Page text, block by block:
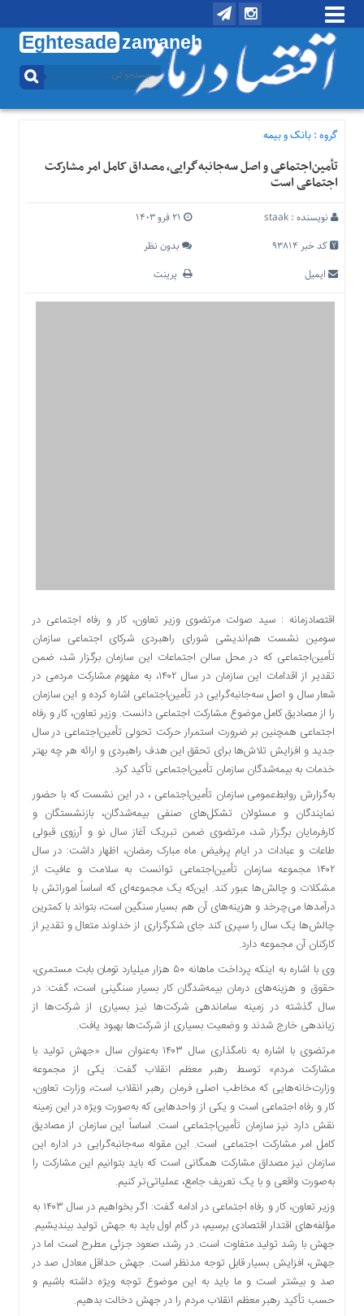
Eghtesade zamaneh
منوی
تماس
درباره
منوی
خانه
اقتصادی
اجتماعی
معدن
نفت
انرژی
فناوری
منظقه
دسترسی
سریع
درباره
کتاب
پلیس،امنیت
جامعه
رسید
اخبار
سایت
اجتماعی
اقتصادی
فرهنگ
بین
یادداشت
چند
رسانه
یادداشت
گروه :بانک و بیمه
تأمین‌اجتماعی و اصل سه‌جانبه‌گرایی، مصداق کامل امر مشارکت
اجتماعی است
نویسنده :staak
کد خبر 93814
بدون نظر
ایمیل
پرینت
اقتصادزمانه : سید صولت مرتضوی وزیر تعاون، کار و رفاه اجتماعی در
سومین نشست هم‌اندیشی شورای راهبردی شرکای اجتماعی سازمان
تأمین‌اجتماعی که در محل سالن اجتماعات این سازمان برگزار شد، ضمن
تقدیر از اقدامات این سازمان در سال ۱۴۰۲، به مفهوم مشارکت مردمی در
شعار سال و اصل سه‌جانبه‌گرایی در تأمین‌اجتماعی اشاره کرده و این سازمان
را از مصادیق کامل موضوع مشارکت اجتماعی دانست. وزیر تعاون، کار و رفاه
اجتماعی همچنین بر ضرورت استمرار حرکت تحولی تأمین‌اجتماعی در سال
جدید و افزایش تلاش‌ها برای تحقق این هدف راهبردی و ارائه هر چه بهتر
خدمات به بیمه‌شدگان سازمان تأمین‌اجتماعی تأکید کرد.
به‌گزارش روابط‌عمومی سازمان تأمین‌اجتماعی ، در این نشست که با حضور
نمایندگان و مسئولان تشکل‌های صنفی بیمه‌شدگان، بازنشستگان و
کارفرمایان برگزار شد، مرتضوی ضمن تبریک آغاز سال نو و آرزوی قبولی
طاعات و عبادات در ایام پرفیض ماه مبارک رمضان، اظهار داشت: در سال
۱۴۰۲ مجموعه سازمان تأمین‌اجتماعی توانست به سلامت و عافیت از
مشکلات و چالش‌ها عبور کند. این‌که یک مجموعه‌ای که اساساً اموراتش با
درآمدها می‌چرخد و هزینه‌های آن هم بسیار سنگین است، بتواند با کمترین
چالش‌ها یک سال را سپری کند جای شکرگزاری از خداوند متعال و تقدیر از
کارکنان آن مجموعه دارد.
وی با اشاره به اینکه پرداخت ماهانه ۵۰ هزار میلیارد تومان بابت مستمری،
حقوق و هزینه‌های درمان بیمه‌شدگان کار بسیار سنگینی است، گفت: در
سال گذشته در زمینه ساماندهی شرکت‌ها نیز بسیاری از شرکت‌ها از
زیاندهی خارج شدند و وضعیت بسیاری از شرکت‌ها بهبود یافت.
مرتضوی با اشاره به نامگذاری سال ۱۴۰۳ به‌عنوان سال «جهش تولید با
مشارکت مردم» توسط رهبر معظم انقلاب گفت: یکی از مجموعه
وزارت‌خانه‌هایی که مخاطب اصلی فرمان رهبر انقلاب است، وزارت تعاون،
کار و رفاه اجتماعی است و یکی از واحدهایی که به‌صورت ویژه در این زمینه
نقش دارد نیز سازمان تأمین‌اجتماعی است. اساساً این سازمان از مصادیق
کامل امر مشارکت اجتماعی است. این مقوله سه‌جانبه‌گرایی در اداره این
سازمان نیز مصداق مشارکت همگانی است که باید بتوانیم این مشارکت را
به‌صورت واقعی و با یک تعریف جامع، عملیاتی‌تر کنیم.
وزیر تعاون، کار و رفاه اجتماعی در ادامه گفت: اگر بخواهیم در سال ۱۴۰۳ به
مؤلفه‌های اقتدار اقتصادی برسیم، در گام اول باید به جهش تولید بیندیشیم.
جهش با رشد تولید متفاوت است. در رشد، صعود جزئی مطرح است اما در
جهش، افزایش بسیار قابل توجه مدنظر است. جهش حداقل معادل صد در
صد و بیشتر است و ما باید به این موضوع توجه ویژه داشته باشیم و
حسب تأکید رهبر معظم انقلاب مردم را در جهش دخالت بدهیم.